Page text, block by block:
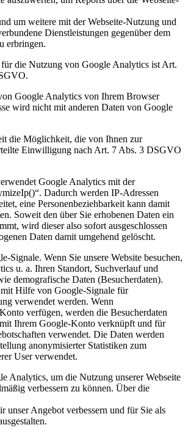
um weitere mit der Webseite-Nutzung und
Dienstleistungen gegenüber dem
erbringen.
für die Nutzung von Google Analytics ist Art.
Google Analytics von Ihrem Browser
wird nicht mit anderen Daten von Google
die Möglichkeit, die von Ihnen zur
Einwilligung nach Art. 7 Abs. 3 DSGVO
Google Analytics mit der
Dadurch werden IP-Adressen
eine Personenbeziehbarkeit kann damit
Soweit den über Sie erhobenen Daten ein
wird dieser also sofort ausgeschlossen
Daten damit umgehend gelöscht.
Signale. Wenn Sie unsere Website besuchen,
u. a. Ihren Standort, Suchverlauf und
demografische Daten (Besucherdaten).
Hilfe von Google-Signale für
verwendet werden. Wenn
verfügen, werden die Besucherdaten
Ihrem Google-Konto verknüpft und für
verwendet. Die Daten werden
anonymisierter Statistiken zum
User verwendet.
Analytics, um die Nutzung unserer Webseite
verbessern zu können. Über die
unser Angebot verbessern und für Sie als